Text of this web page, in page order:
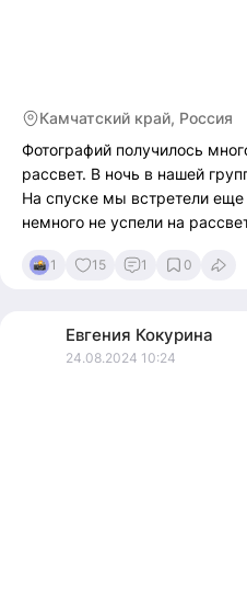
Камчатский край, Россия
Фотографий получилось
рассвет. В ночь в нашей
На спуске мы встретели
немного не успели на
1 15 1 0
Евгения Кокурина
24.08.2024 10:24